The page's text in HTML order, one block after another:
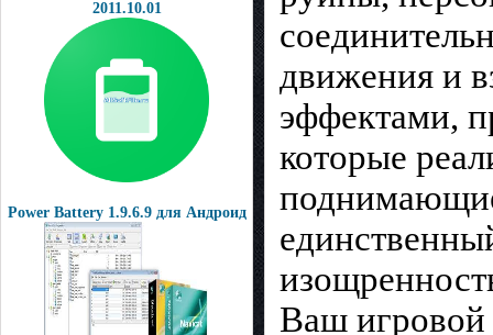
2011.10.01
Power Battery 1.9.6.9 для Андроид
движения и
эффектами,
которые
Ваш игровой